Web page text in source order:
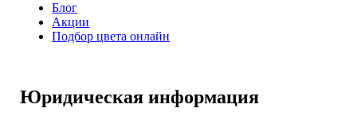
Блог
Акции
Подбор цвета онлайн
Юридическая информация